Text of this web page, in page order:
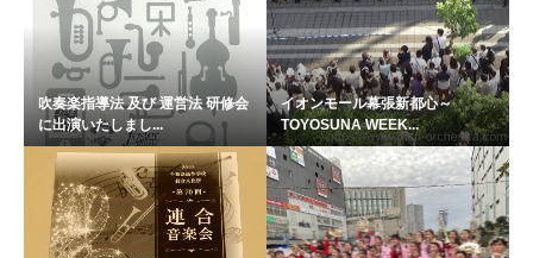
吹奏楽指導法 及び 運営法 研修会
に出演いたしまし...
イオンモール幕張新都心～
TOYOSUNA WEEK...